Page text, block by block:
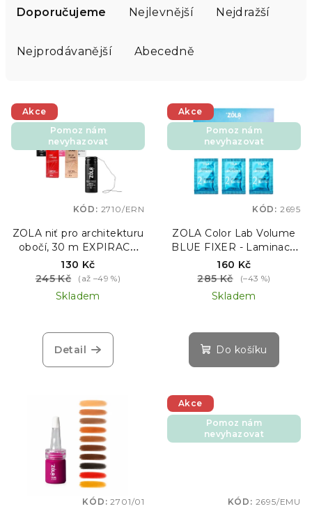
p
r
o
Doporučujeme Nejlevnější Nejdražší
Nejprodávanější Abecedně
V
ý
p
o
Akce
Pomoz nám
nevyhazovat
ZOLA niť pro architekturu
obočí, 30 m EXPIRACE
01.2027
130 Kč
245 Kč
(až –49 %)
Skladem
Detail
KÓD: 2710/ERN
Akce
Pomoz nám
nevyhazovat
ZOLA Color Lab Volume
BLUE FIXER - Laminace
řas a obočí (Krok 2), 3 × 1
ml EXPIRACE 09/26
160 Kč
285 Kč
(–43 %)
Skladem
Do košíku
KÓD: 2695
KÓD:2701/01
Akce
Pomoz nám
nevyhazovat
KÓD: 2695/EMU